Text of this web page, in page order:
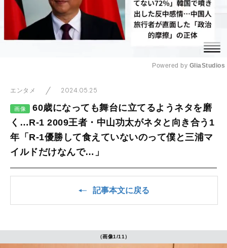
Powered by GliaStudios
エンタメ 2024.05.25
画像
60歳になっても舞台に立てるようネタを磨
く…R-1 2009王者・中山功太がネタと向き合う1
年「R-1優勝して食えていないのって僕と三浦マ
イルドだけなんで…」
記事本文に戻る
（画像1/11）